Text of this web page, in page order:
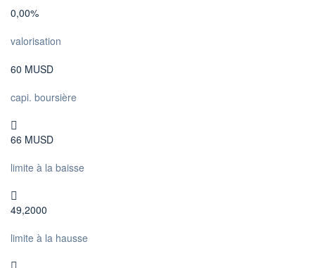
0,00%
valorisation
60 MUSD
capi. boursière
66 MUSD
limite à la baisse
49,2000
limite à la hausse